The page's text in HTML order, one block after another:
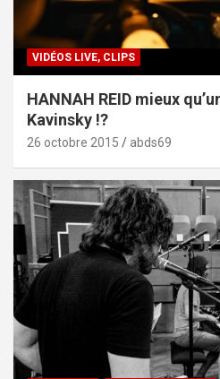
VIDÉOS LIVE, CLIPS
HANNAH REID mieux
Kavinsky !?
26 octobre 2015 abds69